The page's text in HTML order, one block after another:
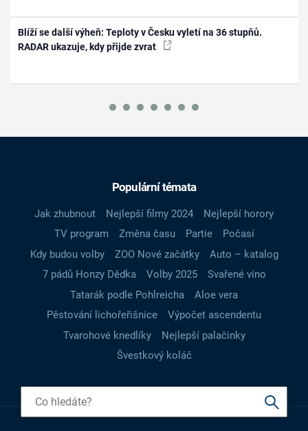
Blíží se další výheň: Teploty v Česku vyletí na 36 stupňů.
RADAR ukazuje, kdy přijde zvrat
Populární témata
Jak zhubnout Nejlepší filmy 2024
Nejlepší horory
TV program
Změna času Partie
Počasí
Kdy budou volby
ZOO Nové začátky
Auto – katalog
7 pádů Honzy Dědka
Volby 2025
Svařené víno
Tatarák podle Pohlreicha
Aloe vera
Pěstování lichořeřišnice
Výpočet ascendentu
Tvarohové knedlíky
Nejlepší palačinky
Švestkový koláč